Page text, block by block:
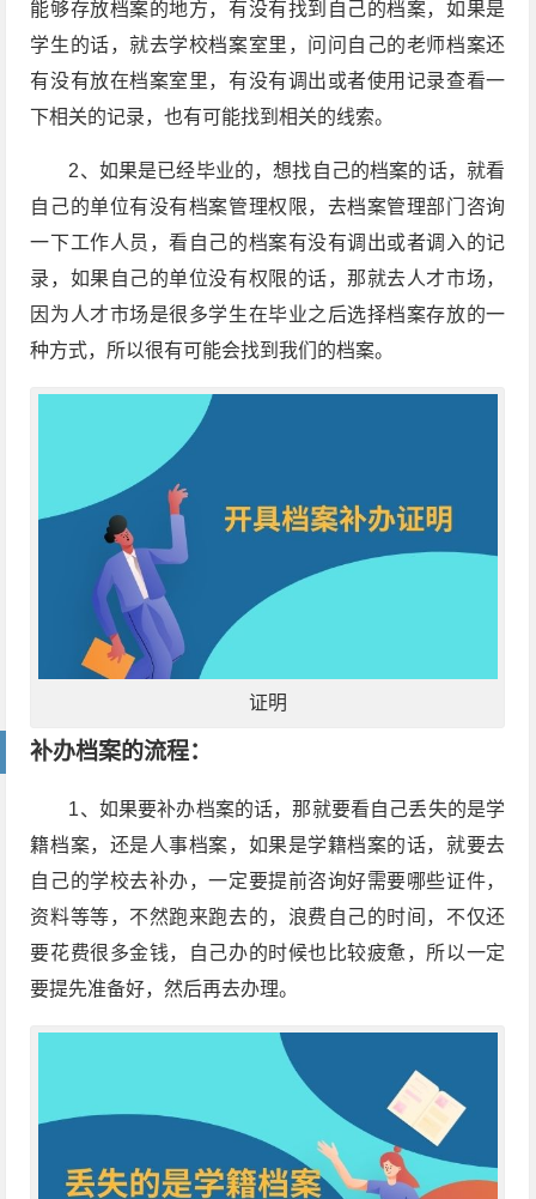
能够存放档案的地方，有没有找到自己的档案，如果是
学生的话，就去学校档案室里，问问自己的老师档案还
有没有放在档案室里，有没有调出或者使用记录查看一
下相关的记录，也有可能找到相关的线索。
2、如果是已经毕业的，想找自己的档案的话，就看
自己的单位有没有档案管理权限，去档案管理部门咨询
一下工作人员，看自己的档案有没有调出或者调入的记
录，如果自己的单位没有权限的话，那就去人才市场，
因为人才市场是很多学生在毕业之后选择档案存放的一
种方式，所以很有可能会找到我们的档案。
证明
补办档案的流程：
1、如果要补办档案的话，那就要看自己丢失的是学
籍档案，还是人事档案，如果是学籍档案的话，就要去
自己的学校去补办，一定要提前咨询好需要哪些证件，
资料等等，不然跑来跑去的，浪费自己的时间，不仅还
要花费很多金钱，自己办的时候也比较疲惫，所以一定
要提先准备好，然后再去办理。